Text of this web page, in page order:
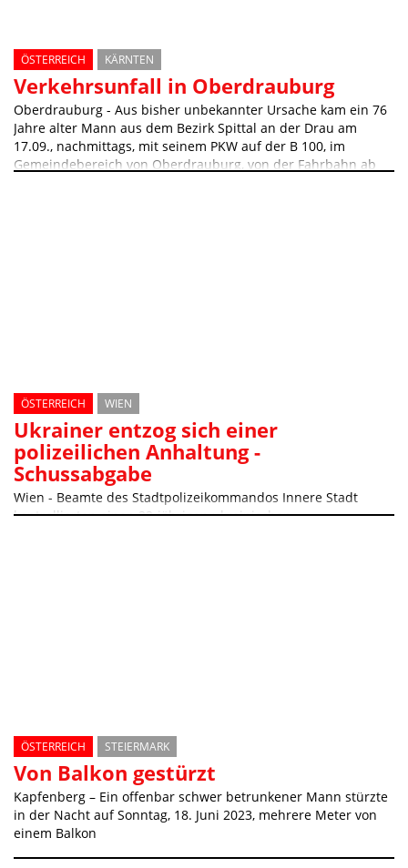
ÖSTERREICH KÄRNTEN
Verkehrsunfall in Oberdrauburg
Oberdrauburg - Aus bisher unbekannter Ursache kam ein 76
Jahre alter Mann aus dem Bezirk Spittal an der Drau am
17.09., nachmittags, mit seinem PKW auf der B 100, im
Gemeindebereich von Oberdrauburg, von der Fahrbahn ab
ÖSTERREICH WIEN
Ukrainer entzog sich einer
polizeilichen Anhaltung -
Schussabgabe
Wien - Beamte des Stadtpolizeikommandos Innere Stadt
kontrollierten einen 22-jährigen ukrainischen
ÖSTERREICH STEIERMARK
Von Balkon gestürzt
Kapfenberg – Ein offenbar schwer betrunkener Mann stürzte
in der Nacht auf Sonntag, 18. Juni 2023, mehrere Meter von
einem Balkon